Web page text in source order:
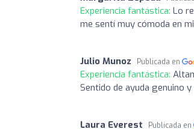
Experiencia fantástica: Lo
me sentí muy cómoda en
Julio Munoz Publicada en
Experiencia fantástica:
Sentido de ayuda genuino
Laura Everest Publicada en